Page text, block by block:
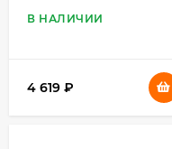
В НАЛИЧИИ
4 619 ₽